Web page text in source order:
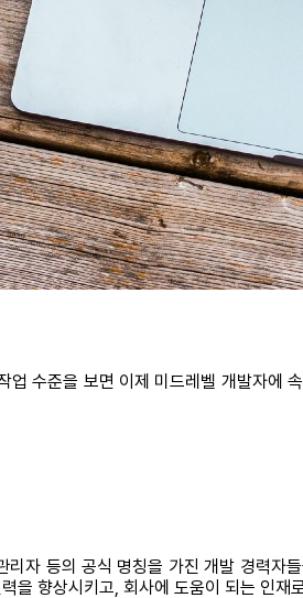
수준을 보면 이제 미드레벨 개발자에
자 등의 공식 명칭을 가진 개발 경력
을 향상시키고, 회사에 도움이 되는 인재